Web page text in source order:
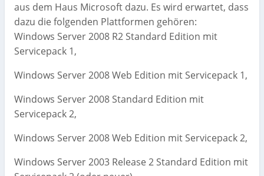
aus dem Haus Microsoft dazu. Es wird erwartet, dass
dazu die folgenden Plattformen gehören:
Windows Server 2008 R2 Standard Edition mit
Servicepack 1,
Windows Server 2008 Web Edition mit Servicepack 1,
Windows Server 2008 Standard Edition mit
Servicepack 2,
Windows Server 2008 Web Edition mit Servicepack 2,
Windows Server 2003 Release 2 Standard Edition mit